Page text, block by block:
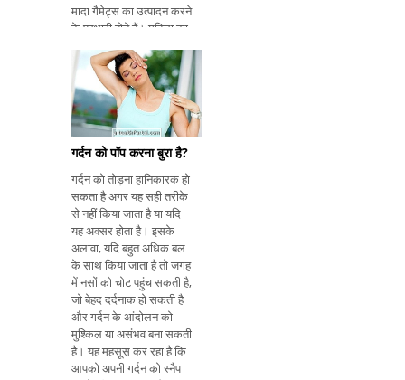
मादा गैमेट्स का उत्पादन करने
के प्रभारी होते हैं। महिला का
के बीच शुरू होता है और लगभग
30 से 35 साल तक च
गर्दन को पॉप करना बुरा है?
गर्दन को तोड़ना हानिकारक हो
सकता है अगर यह सही तरीके
से नहीं किया जाता है या यदि
यह अक्सर होता है। इसके
अलावा, यदि बहुत अधिक बल
के साथ किया जाता है तो जगह
में नसों को चोट पहुंच सकती है,
जो बेहद दर्दनाक हो सकती है
और गर्दन के आंदोलन को
मुश्किल या असंभव बना सकती
है। यह महसूस कर रहा है कि
आपको अपनी गर्दन को स्नैप